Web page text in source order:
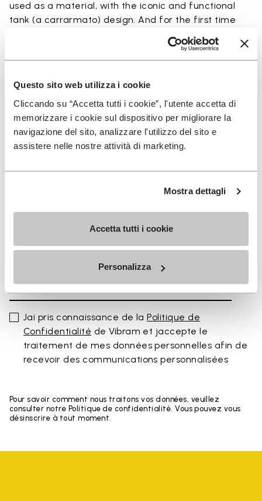
Questo sito web utilizza i cookie
Cliccando su “Accetta tutti i cookie”, l'utente accetta di
memorizzare i cookie sul dispositivo per migliorare la
navigazione del sito, analizzare l'utilizzo del sito e
assistere nelle nostre attività di marketing.
Mostra dettagli
Accetta tutti i cookie
Personalizza
used as a material, with the iconic and functional
tank (a carrarmato) design. And for the first time
sole in Ecostep Natural (>90% natural ingredient).
To have the soles installed onto your favorite pair
of shoes, access our SHOE REPAIR LOCATOR to
connect with the shoe repair shop closest to you.
INSCRIVEZ-VOUS POUR NE PAS MANQUER NOS
Jai pris connaissance de laPolitique de
Confidentialité de Vibram et jaccepte le
traitement de mes données personnelles afin de
recevoir des communications personnalisées
Pour savoir comment nous traitons vos données, veuillez
consulter notre Politique de confidentialité. Vous pouvez vous
désinscrire à tout moment.